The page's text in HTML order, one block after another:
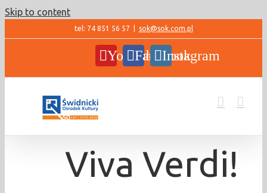
Skip to content
tel: 74 851 56 57 sok@sok.com.pl
YouTubeFacebookInstagram
Viva Verdi!